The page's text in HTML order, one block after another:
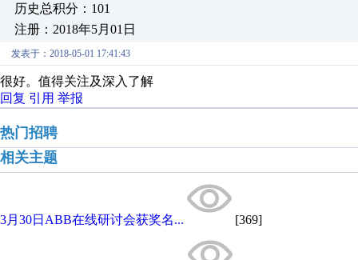
历史总积分：101
注册：2018年5月01日
发表于：2018-05-01 17:41:43
很好。值得关注及深入了解
回复 引用 举报
热门招聘
相关主题
3月30日ABB在线研讨会获奖名... [369]